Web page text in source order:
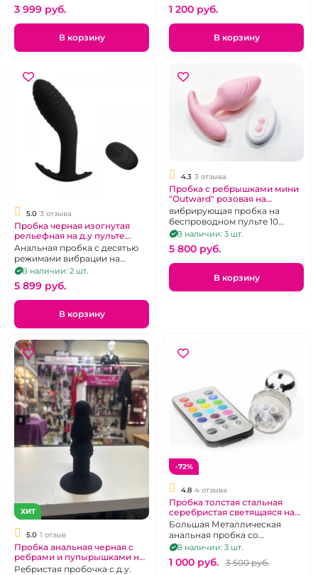
3 999 pуб.
В корзину
1 200 pуб.
В корзину
5.0 3 отзыва
Пробка черная изогнутая
рельефная на д.у пульте
"Yunman"
Анальная пробка с десятью
режимами вибрации на
беспроводном пульте
В наличии: 2 шт.
5 899 pуб.
В корзину
4.3 3 отзыва
Пробка с ребрышками мини
"Outward" розовая на
дистанционном пульте
вибрирующая пробка на
беспроводном пульте 10
режимов
В наличии: 3 шт.
5 800 pуб.
В корзину
ХИТ
5.0 1 отзыв
Пробка анальная черная с
ребрами и пупырышками на
д.у пульте
Ребристая пробочка с д.у.
-72%
4.8 4 отзыва
Пробка толстая стальная
серебристая светящаяся на
дистанционном пульте
Большая Металлическая
анальная пробка со
светодиодной подсветкой на
В наличии: 3 шт.
1 000 pуб. 3 500 pуб.